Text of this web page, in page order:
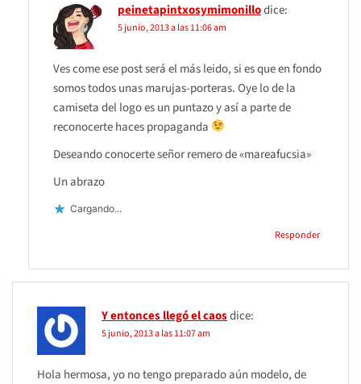
peinetapintxosymimonillodice:
5 junio, 2013 a las 11:06 am
Ves come ese post será el más leido, si es que en fondo
somos todos unas marujas-porteras. Oye lo de la
camiseta del logo es un puntazo y así a parte de
reconocerte haces propaganda
Deseando conocerte señor remero de «mareafucsia»
Un abrazo
Cargando...
Responder
Y entonces llegó el caosdice:
5 junio, 2013 a las 11:07 am
Hola hermosa, yo no tengo preparado aún modelo, de